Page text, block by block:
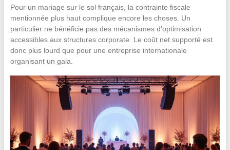
Pour un mariage sur le sol français, la contrainte fiscale
mentionnée plus haut complique encore les choses. Un
particulier ne bénéficie pas des mécanismes d’optimisation
accessibles aux structures corporate. Le coût net supporté est
donc plus lourd que pour une entreprise internationale
organisant un gala.